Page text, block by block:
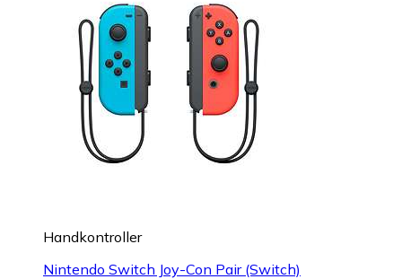
Handkontroller
Nintendo Switch Joy-Con Pair (Switch)